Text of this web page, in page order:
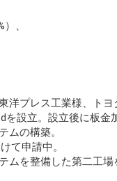
、
プレス工業様、トヨ
設立。設立後に板金
ムの構築。
て申請中。
ムを整備した第二工